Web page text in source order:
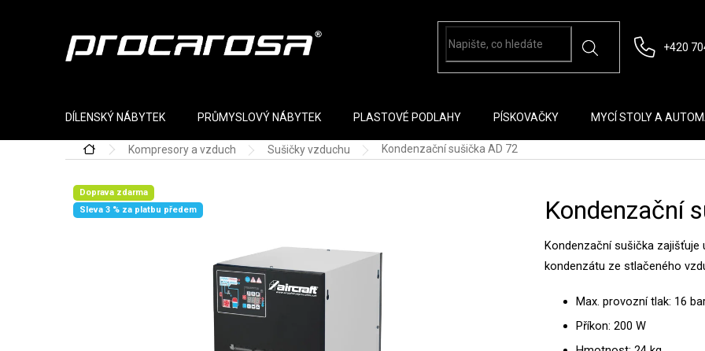
+420
DÍLENSKÝ NÁBYTEK PRŮMYSLOVÝ NÁBYTEK PLASTOVÉ PODLAHY PÍSKOVAČKY MYCÍ STOLY A
Domů Kompresory a vzduch Sušičky vzduchu Kondenzační sušička AD 72
Doprava zdarma
Sleva 3 % za platbu předem
Kondenzační
Kondenzační sušička
kondenzátu ze stlačeného
Max. provozní tlak: 16
Příkon: 200 W